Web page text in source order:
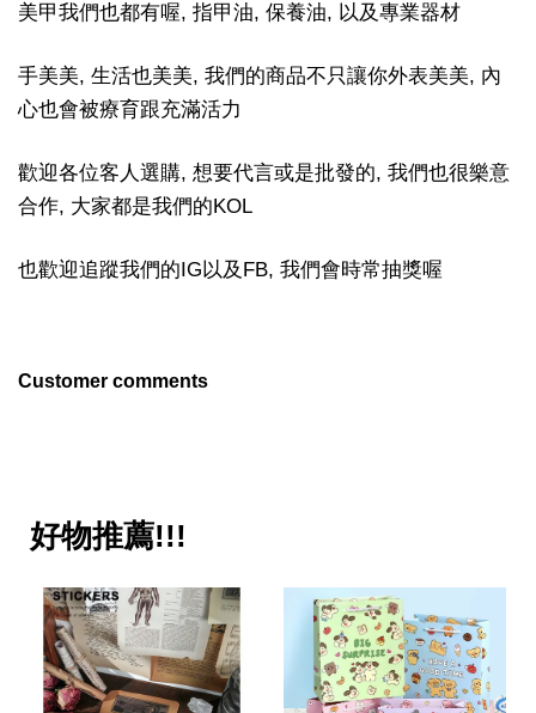
美甲我們也都有喔, 指甲油, 保養油, 以及專業器材
手美美, 生活也美美, 我們的商品不只讓你外表美美, 內
心也會被療育跟充滿活力
歡迎各位客人選購, 想要代言或是批發的, 我們也很樂意
合作, 大家都是我們的KOL
也歡迎追蹤我們的IG以及FB, 我們會時常抽獎喔
Customer comments
好物推薦!!!